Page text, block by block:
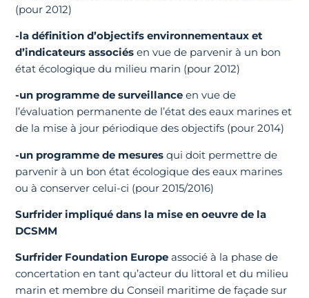
(pour 2012)
-la définition d’objectifs environnementaux et
d’indicateurs associés en vue de parvenir à un bon
état écologique du milieu marin (pour 2012)
-un programme de surveillance en vue de
l’évaluation permanente de l’état des eaux marines et
de la mise à jour périodique des objectifs (pour 2014)
-un programme de mesures qui doit permettre de
parvenir à un bon état écologique des eaux marines
ou à conserver celui-ci (pour 2015/2016)
Surfrider impliqué dans la mise en oeuvre de la
DCSMM
Surfrider Foundation Europe associé à la phase de
concertation en tant qu’acteur du littoral et du milieu
marin et membre du Conseil maritime de façade sur